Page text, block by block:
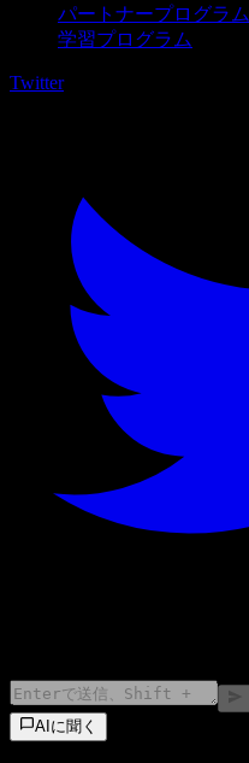
パートナープログラム
学習プログラム
Twitter
AIに聞く